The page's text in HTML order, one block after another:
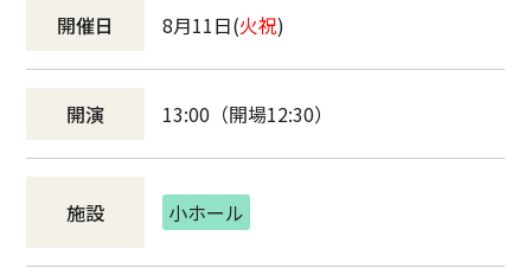
開催日 8月11日(火祝)
開演 13:00（開場12:30）
施設 小ホール